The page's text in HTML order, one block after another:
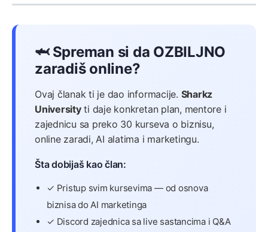
🦈 Spreman si da OZBILJNO
zaradiš online?
Ovaj članak ti je dao informacije. Sharkz
Universityti daje konkretan plan, mentore i
zajednicu sa preko 30 kurseva o biznisu,
online zaradi, AI alatima i marketingu.
Šta dobijaš kao član:
✓ Pristup svim kursevima — od osnova
biznisa do AI marketinga
✓ Discord zajednica sa live sastancima i Q&A